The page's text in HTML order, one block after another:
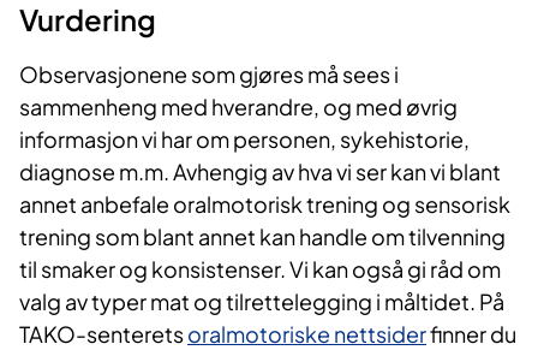
Vurdering
Observasjonene som gjøres må sees i
sammenheng med hverandre, og med øvrig
informasjon vi har om personen, sykehistorie,
diagnose m.m. Avhengig av hva vi ser kan vi blant
annet anbefale oralmotorisk trening og sensorisk
trening som blant annet kan handle om tilvenning
til smaker og konsistenser. Vi kan også gi råd om
valg av typer mat og tilrettelegging i måltidet. På
TAKO-senteretsoralmotoriske nettsider​ finner du